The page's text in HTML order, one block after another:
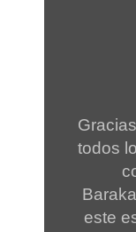
todos
este